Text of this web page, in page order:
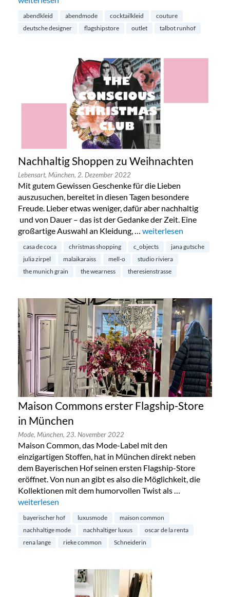
abendkleid abendmode cocktailkleid
couture
deutsche designer
flagshipstore outlet talbot runhof
Nachhaltig Shoppen zu Weihnachten
Lebensart, München, 2. Dezember 2022
Mit gutem Gewissen Geschenke für die Lieben
auszusuchen, bereitet in diesen Tagen besondere
Freude. Lieber etwas weniger, dafür aber nachhaltig
und von Dauer – das ist der Gedanke der Zeit. Eine
großartige Auswahl an Kleidung, … „Nachhaltig Shoppen zu
weiterlesen
casa de coca christmas shopping c_objects
jana gutsche
julia zirpel
malaikaraiss mell-o
studio riviera
the munich grain
the wearness theresienstrasse
Maison Commons erster Flagship-Store
in München
Mode, München, 23. November 2022
Maison Common, das Mode-Label mit den
einzigartigen Stoffen, hat in München direkt neben
dem Bayerischen Hof seinen ersten Flagship-Store
eröffnet. Von nun an gibt es also die Möglichkeit, die
Kollektionen mit dem humorvollen Twist als …
„Maison Commons erster Flagship-Store in München“
weiterlesen
bayerischer hof luxusmode
maison common
nachhaltige mode
nachhaltiger luxus
oscar de la renta
rena lange
rieke common Schneiderin